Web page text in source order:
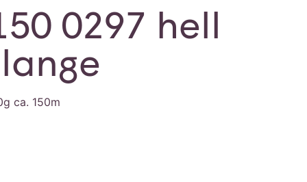
0297 hell
ca. 150m